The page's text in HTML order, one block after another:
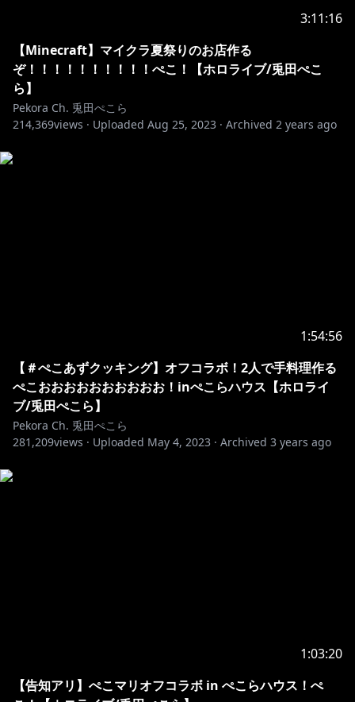
3:11:16
【Minecraft】マイクラ夏祭りのお店作る
ぞ！！！！！！！！！！ぺこ！【ホロライブ/兎田ぺこ
ら】
Pekora Ch. 兎田ぺこら
214,369views · Uploaded Aug 25, 2023 · Archived 2 years ago
1:54:56
【＃ぺこあずクッキング】オフコラボ！2人で手料理作る
ぺこおおおおおおおおおお！inぺこらハウス【ホロライ
ブ/兎田ぺこら】
Pekora Ch. 兎田ぺこら
281,209views · Uploaded May 4, 2023 · Archived 3 years ago
1:03:20
【告知アリ】ぺこマリオフコラボ in ぺこらハウス！ぺ